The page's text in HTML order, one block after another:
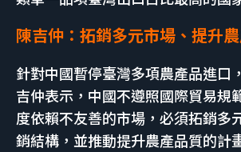
陳吉仲：拓銷多元市場、提升
針對中國暫停臺灣多項農產品進口
吉仲表示，中國不遵照國際貿易規
度依賴不友善的市場，必須拓銷多
銷結構，並推動提升農產品質的計